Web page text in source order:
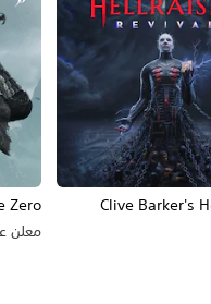
Clive Barker's
Zero
معلن